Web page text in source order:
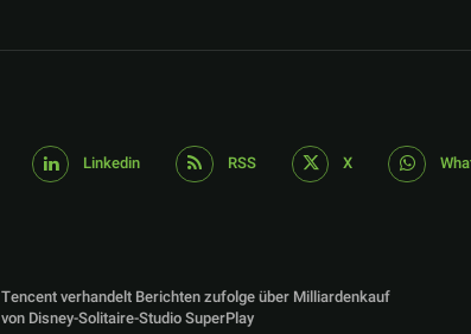
Linkedin RSS X
Tencent verhandelt Berichten zufolge über Milliardenkauf
von Disney-Solitaire-Studio SuperPlay